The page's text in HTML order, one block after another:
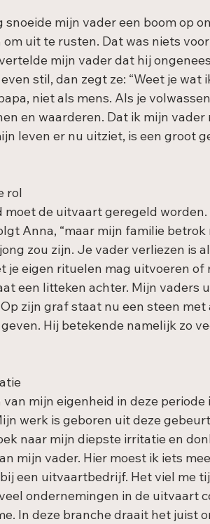
snoeide mijn vader een boom op
uit te rusten. Dat was niets
mijn vader dat hij
even stil, dan zegt ze: “Weet je
niet als mens. Als je
en waarderen. Dat ik mijn
leven er nu uitziet, is een groot
rol
moet de uitvaart geregeld
Anna, “maar mijn familie
zou zijn. Je vader verliezen is
je eigen rituelen mag uitvoeren
een litteken achter. Mijn vaders
zijn graf staat nu een steen
Hij betekende namelijk zo
van mijn eigenheid in deze
werk is geboren uit deze
naar mijn diepste irritatie en
mijn vader. Hier moest ik iets
een uitvaartbedrijf. Het viel me
ondernemingen in de uitvaart
In deze branche draait het juist